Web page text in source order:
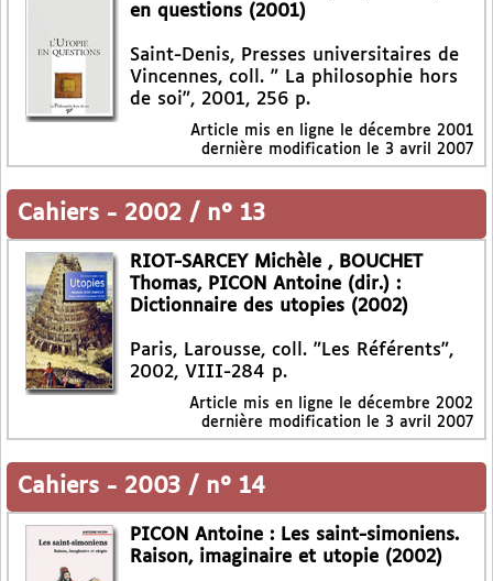
en questions (2001)
Saint-Denis, Presses universitaires de
Vincennes, coll. " La philosophie hors
de soi", 2001, 256 p.
Article mis en ligne le décembre 2001
dernière modification le 3 avril 2007
Cahiers - 2002 / n° 13
RIOT-SARCEY Michèle , BOUCHET
Thomas, PICON Antoine (dir.) :
Dictionnaire des utopies (2002)
Paris, Larousse, coll. "Les Référents",
2002, VIII-284 p.
Article mis en ligne le décembre 2002
dernière modification le 3 avril 2007
Cahiers - 2003 / n° 14
PICON Antoine : Les saint-simoniens.
Raison, imaginaire et utopie (2002)